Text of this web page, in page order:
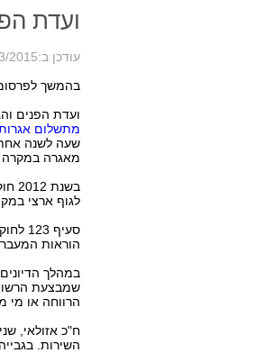
ועדת
עודכן ב:11/03/2015
בהמשך
ועדת הפנים
מתשלום
שעה לשנה אחת
מאגרה במקרה
לגוף ארצי
הוראות המעבר
במהלך
שמבצעת
הרווחה או מי
ח"כ אזולאי,
השירות.